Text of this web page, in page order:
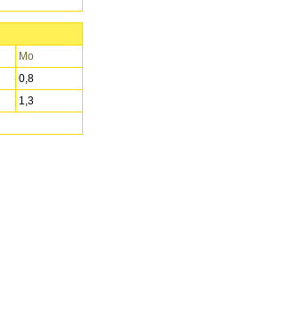
Mo
0,8
1,3